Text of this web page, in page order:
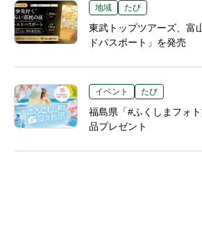
地域 たび
東武トップツアーズ、富
ドパスポート」を発売
イベント たび
福島県「#ふくしまフォ
品プレゼント